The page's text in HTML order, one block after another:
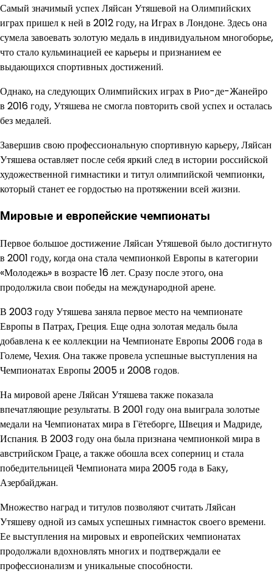
Самый значимый успех Ляйсан Утяшевой на Олимпийских
играх пришел к ней в 2012 году, на Играх в Лондоне. Здесь она
сумела завоевать золотую медаль в индивидуальном многоборье,
что стало кульминацией ее карьеры и признанием ее
выдающихся спортивных достижений.
Однако, на следующих Олимпийских играх в Рио-де-Жанейро
в 2016 году, Утяшева не смогла повторить свой успех и осталась
без медалей.
Завершив свою профессиональную спортивную карьеру, Ляйсан
Утяшева оставляет после себя яркий след в истории российской
художественной гимнастики и титул олимпийской чемпионки,
который станет ее гордостью на протяжении всей жизни.
Мировые и европейские чемпионаты
Первое большое достижение Ляйсан Утяшевой было достигнуто
в 2001 году, когда она стала чемпионкой Европы в категории
«Молодежь» в возрасте 16 лет. Сразу после этого, она
продолжила свои победы на международной арене.
В 2003 году Утяшева заняла первое место на чемпионате
Европы в Патрах, Греция. Еще одна золотая медаль была
добавлена к ее коллекции на Чемпионате Европы 2006 года в
Големе, Чехия. Она также провела успешные выступления на
Чемпионатах Европы 2005 и 2008 годов.
На мировой арене Ляйсан Утяшева также показала
впечатляющие результаты. В 2001 году она выиграла золотые
медали на Чемпионатах мира в Гётеборге, Швеция и Мадриде,
Испания. В 2003 году она была признана чемпионкой мира в
австрийском Граце, а также обошла всех соперниц и стала
победительницей Чемпионата мира 2005 года в Баку,
Азербайджан.
Множество наград и титулов позволяют считать Ляйсан
Утяшеву одной из самых успешных гимнасток своего времени.
Ее выступления на мировых и европейских чемпионатах
продолжали вдохновлять многих и подтверждали ее
профессионализм и уникальные способности.